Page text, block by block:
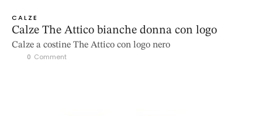
CALZE
Calze The Attico bianche donna con logo
Calze a costine The Attico con logo nero
0 Comment